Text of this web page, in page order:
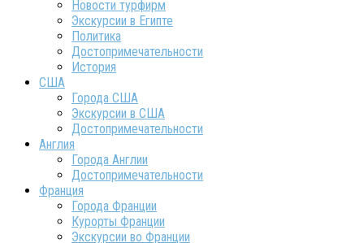
Новости турфирм
Экскурсии в Египте
Политика
Достопримечательности
История
США
Города США
Экскурсии в США
Достопримечательности
Англия
Города Англии
Достопримечательности
Франция
Города Франции
Курорты Франции
Экскурсии во Франции